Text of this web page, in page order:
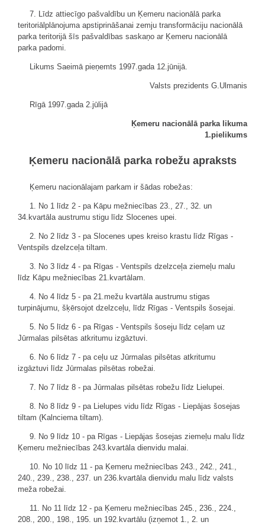
7. Līdz attiecīgo pašvaldību un Ķemeru nacionālā parka
teritoriālplānojuma apstiprināšanai zemju transformāciju nacionālā
parka teritorijā šīs pašvaldības saskaņo ar Ķemeru nacionālā
parka padomi.
Likums Saeimā pieņemts 1997.gada 12.jūnijā.
Valsts prezidents G.Ulmanis
Rīgā 1997.gada 2.jūlijā
Ķemeru nacionālā parka likuma
1.pielikums
Ķemeru nacionālā parka robežu apraksts
Ķemeru nacionālajam parkam ir šādas robežas:
1. No 1 līdz 2 - pa Kāpu mežniecības 23., 27., 32. un
34.kvartāla austrumu stigu līdz Slocenes upei.
2. No 2 līdz 3 - pa Slocenes upes kreiso krastu līdz Rīgas -
Ventspils dzelzceļa tiltam.
3. No 3 līdz 4 - pa Rīgas - Ventspils dzelzceļa ziemeļu malu
līdz Kāpu mežniecības 21.kvartālam.
4. No 4 līdz 5 - pa 21.mežu kvartāla austrumu stigas
turpinājumu, šķērsojot dzelzceļu, līdz Rīgas - Ventspils šosejai.
5. No 5 līdz 6 - pa Rīgas - Ventspils šoseju līdz ceļam uz
Jūrmalas pilsētas atkritumu izgāztuvi.
6. No 6 līdz 7 - pa ceļu uz Jūrmalas pilsētas atkritumu
izgāztuvi līdz Jūrmalas pilsētas robežai.
7. No 7 līdz 8 - pa Jūrmalas pilsētas robežu līdz Lielupei.
8. No 8 līdz 9 - pa Lielupes vidu līdz Rīgas - Liepājas šosejas
tiltam (Kalnciema tiltam).
9. No 9 līdz 10 - pa Rīgas - Liepājas šosejas ziemeļu malu līdz
Ķemeru mežniecības 243.kvartāla dienvidu malai.
10. No 10 līdz 11 - pa Ķemeru mežniecības 243., 242., 241.,
240., 239., 238., 237. un 236.kvartāla dienvidu malu līdz valsts
meža robežai.
11. No 11 līdz 12 - pa Ķemeru mežniecības 245., 236., 224.,
208., 200., 198., 195. un 192.kvartālu (izņemot 1., 2. un